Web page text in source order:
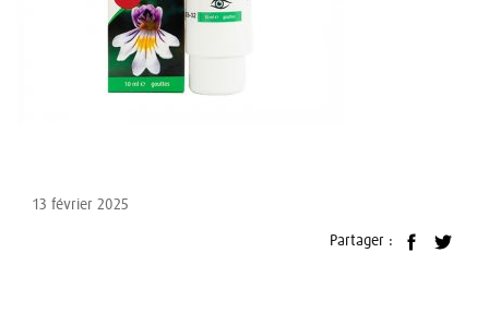
13 février 2025
Partager :